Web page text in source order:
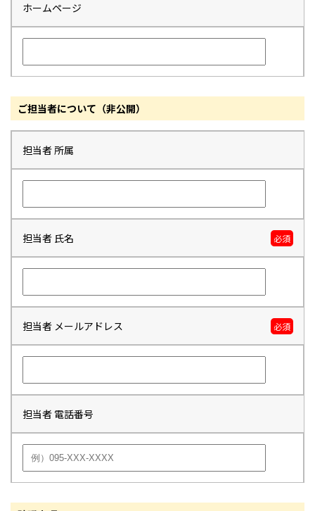
ホームページ
ご担当者について（非公開）
担当者 所属
担当者 氏名 必須
担当者 メールアドレス 必須
担当者 電話番号